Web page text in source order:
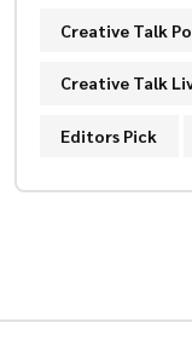
Creative Talk
Creative Talk
Editors Pick